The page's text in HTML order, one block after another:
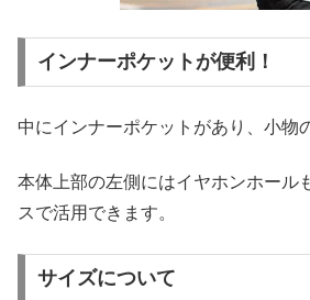
インナーポケットが便利！
中にインナーポケットがあり、小物
本体上部の左側にはイヤホンホール
スで活用できます。
サイズについて